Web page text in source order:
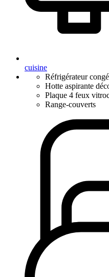
cuisine
Réfrigérateur
Hotte aspirante
Plaque 4 feux
Range-couverts